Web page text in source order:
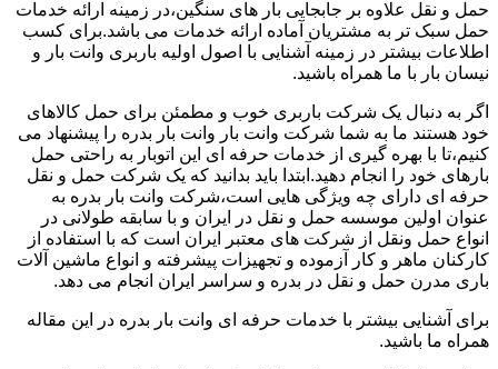
حمل و نقل علاوه بر جابجایی بار های سنگین،در زمینه ارائه خدمات
حمل سبک تر به مشتریان آماده ارائه خدمات می باشد.برای کسب
اطلاعات بیشتر در زمینه آشنایی با اصول اولیه باربری وانت بار و
نیسان بار با ما همراه باشید.
اگر به دنبال یک شرکت باربری خوب و مطمئن برای حمل کالاهای
خود هستند ما به شما شرکت وانت بار وانت بار بدره را پیشنهاد می
کنیم،تا با بهره گیری از خدمات حرفه ای این اتوبار به راحتی حمل
بارهای خود را انجام دهید.ابتدا باید بدانید که یک شرکت حمل و نقل
حرفه ای دارای چه ویژگی هایی است،شرکت وانت بار بدره به
عنوان اولین موسسه حمل و نقل در ایران و با سابقه طولانی در
انواع حمل ونقل از شرکت های معتبر ایران است که با استفاده از
کارکنان ماهر و کار آزموده و تجهیزات پیشرفته و انواع ماشین آلات
باری مدرن حمل و نقل در بدره و سراسر ایران انجام می دهد.
برای آشنایی بیشتر با خدمات حرفه ای وانت بار بدره در این مقاله
همراه ما باشید.